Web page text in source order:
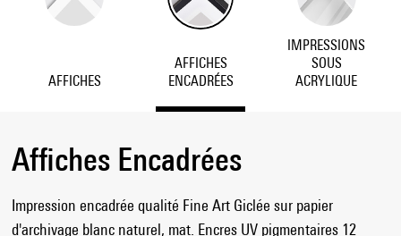
AFFICHES
AFFICHES
ENCADRÉES
IMPRESSIONS
SOUS
ACRYLIQUE
Affiches Encadrées
Impression encadrée qualité Fine Art Giclée sur papier
d'archivage blanc naturel, mat. Encres UV pigmentaires 12